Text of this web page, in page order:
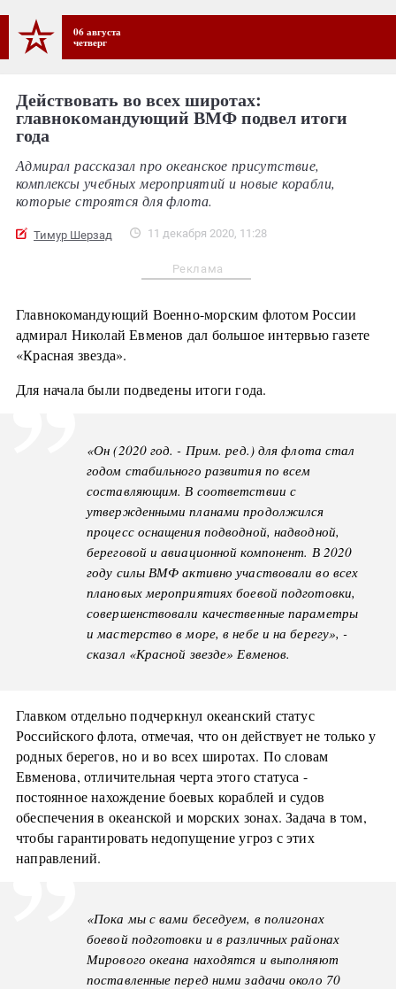
06 августа
четверг
Действовать во всех широтах:
главнокомандующий ВМФ подвел итоги
года
Адмирал рассказал про океанское присутствие,
комплексы учебных мероприятий и новые корабли,
которые строятся для флота.
Тимур Шерзад 11 декабря 2020, 11:28
Реклама
Главнокомандующий Военно-морским флотом России
адмирал Николай Евменов дал большое интервью газете
«Красная звезда».
Для начала были подведены итоги года.
«Он (2020 год. - Прим. ред.) для флота стал
годом стабильного развития по всем
составляющим. В соответствии с
утвержденными планами продолжился
процесс оснащения подводной, надводной,
береговой и авиационной компонент. В 2020
году силы ВМФ активно участвовали во всех
плановых мероприятиях боевой подготовки,
совершенствовали качественные параметры
и мастерство в море, в небе и на берегу», -
сказал «Красной звезде» Евменов.
Главком отдельно подчеркнул океанский статус
Российского флота, отмечая, что он действует не только у
родных берегов, но и во всех широтах. По словам
Евменова, отличительная черта этого статуса -
постоянное нахождение боевых кораблей и судов
обеспечения в океанской и морских зонах. Задача в том,
чтобы гарантировать недопущение угроз с этих
направлений.
«Пока мы с вами беседуем, в полигонах
боевой подготовки и в различных районах
Мирового океана находятся и выполняют
поставленные перед ними задачи около 70